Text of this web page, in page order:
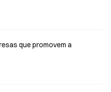
que promovem a